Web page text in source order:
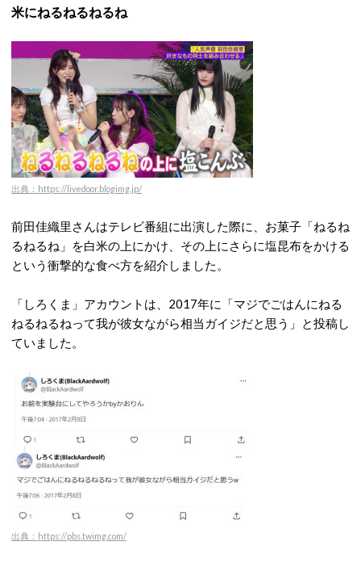
米にねるねるねるね
出典：https://livedoor.blogimg.jp/
前田佳織里さんはテレビ番組に出演した際に、お菓子「ねるね
るねるね」を白米の上にかけ、その上にさらに塩昆布をかける
という衝撃的な食べ方を紹介しました。
「しろくま」アカウントは、2017年に「マジでごはんにねる
ねるねるねって我が彼女ながら相当ガイジだと思う」と投稿し
ていました。
出典：https://pbs.twimg.com/